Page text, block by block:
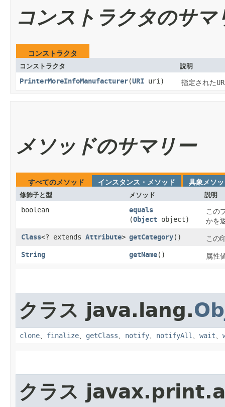
コンストラクタのサマ
コンストラクタ
コンストラクタ 説明
PrinterMoreInfoManufacturer​(URI uri) 指定された
メソッドのサマリー
すべてのメソッド インスタンス・メソッド 具象メソ
修飾子と型 メソッド 説明
boolean equals
(Object object)
この
かを
Class<? extends Attribute> getCategory() この
String getName() 属性
クラス java.lang.
clone、 finalize、 getClass、 notify、 notifyAll、 wait、
クラス